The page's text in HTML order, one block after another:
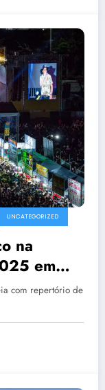
UNCATEGORIZED
na
com repertório de